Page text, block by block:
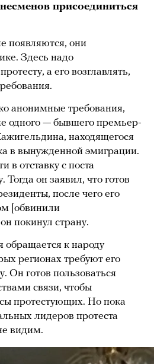
присоединиться
появляются, они
Здесь надо
а его возглавлять,
анонимные требования,
одного — бывшего премьер-
находящегося
в вынужденной эмиграции.
отставку с поста
он заявил, что готов
после чего его
[обвинили
покинул страну.
обращается к народу
регионах требуют его
Он готов пользоваться
связи, чтобы
протестующих. Но пока
лидеров протеста
видим.